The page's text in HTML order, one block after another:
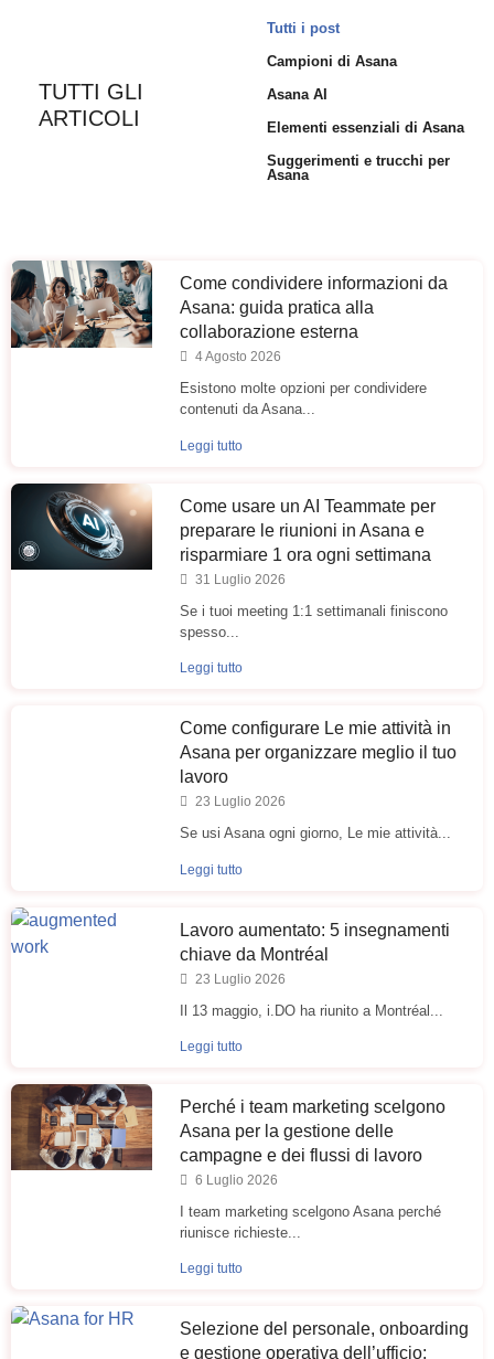
TUTTI GLI
ARTICOLI
Tutti i post
Campioni di Asana
Asana AI
Elementi essenziali di Asana
Suggerimenti e trucchi per
Asana
Come condividere informazioni da
Asana: guida pratica alla
collaborazione esterna
4 Agosto 2026
Esistono molte opzioni per condividere
contenuti da Asana...
Leggi tutto
Come usare un AI Teammate per
preparare le riunioni in Asana e
risparmiare 1 ora ogni settimana
31 Luglio 2026
Se i tuoi meeting 1:1 settimanali finiscono
spesso...
Leggi tutto
Come configurare Le mie attività in
Asana per organizzare meglio il tuo
lavoro
23 Luglio 2026
Se usi Asana ogni giorno, Le mie attività...
Leggi tutto
Lavoro aumentato: 5 insegnamenti
chiave da Montréal
23 Luglio 2026
Il 13 maggio, i.DO ha riunito a Montréal...
Leggi tutto
Perché i team marketing scelgono
Asana per la gestione delle
campagne e dei flussi di lavoro
6 Luglio 2026
I team marketing scelgono Asana perché
riunisce richieste...
Leggi tutto
Selezione del personale, onboarding
e gestione operativa dell’ufficio: